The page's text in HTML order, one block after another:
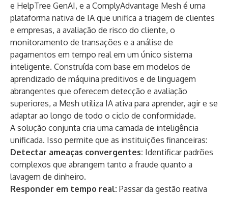
e HelpTree GenAI, e a ComplyAdvantage Mesh é uma
plataforma nativa de IA que unifica a triagem de clientes
e empresas, a avaliação de risco do cliente, o
monitoramento de transações e a análise de
pagamentos em tempo real em um único sistema
inteligente. Construída com base em modelos de
aprendizado de máquina preditivos e de linguagem
abrangentes que oferecem detecção e avaliação
superiores, a Mesh utiliza IA ativa para aprender, agir e se
adaptar ao longo de todo o ciclo de conformidade.
A solução conjunta cria uma camada de inteligência
unificada. Isso permite que as instituições financeiras:
Detectar ameaças convergentes: Identificar padrões
complexos que abrangem tanto a fraude quanto a
lavagem de dinheiro.
Responder em tempo real: Passar da gestão reativa